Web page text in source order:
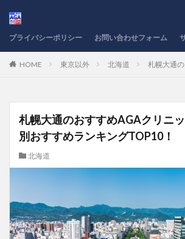
プライバシーポリシー お問い合わせフォーム
HOME 東京以外 北海道 札幌大通
札幌大通のおすすめAGAクリニ
別おすすめランキングTOP10！
北海道